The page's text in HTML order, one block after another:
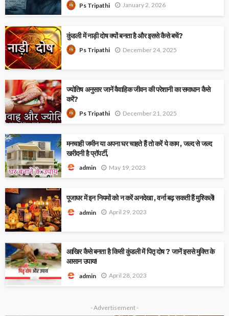
Ps Tripathi January 2, 2026
कुंडली में नाड़ी दोष क्यों बनता है और इससे कैसे बचें?
Ps Tripathi December 24, 2025
ज्योतिष अनुसार जानें वैवाहिक जीवन की परेशानी का समाधान कैसे
करें?
Ps Tripathi December 21, 2025
मनचाही जमीन या अपना घर चाहते हैं तो करें ये काम , जल्द से जल्द
खरीदनी है प्रॉपर्टी,
admin May 19, 2023
पूजाघर में इन नियमों को न करें अनदेखा , वर्ना बढ़ सकती हैं मुश्किलें!
admin April 29, 2023
आखिर कैसे बनता है किसी कुंडली में पितृ दोष ? जानें इससे मुक्ति के
आसान उपाय!
admin April 28, 2023
- Advertisement -